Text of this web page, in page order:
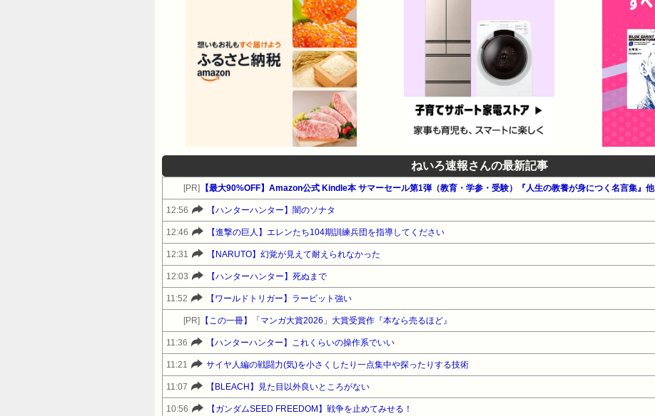
ねいろ速報さんの最新記事
[PR] 【最大90%OFF】Amazon公式 Kindle本 サマーセール第1弾（教育・学参・受験）『人生の教養が身につく名言集』他
12:56 【ハンターハンター】闇のソナタ
12:46 【進撃の巨人】エレンたち104期訓練兵団を指導してください
12:31 【NARUTO】幻覚が見えて耐えられなかった
12:03 【ハンターハンター】死ぬまで
11:52 【ワールドトリガー】ラービット強い
[PR] 【この一冊】「マンガ大賞2026」大賞受賞作『本なら売るほど』
11:36 【ハンターハンター】これくらいの操作系でいい
11:21 サイヤ人編の戦闘力(気)を小さくしたり一点集中や探ったりする技術
11:07 【BLEACH】見た目以外良いところがない
10:56 【ガンダムSEED FREEDOM】戦争を止めてみせる！